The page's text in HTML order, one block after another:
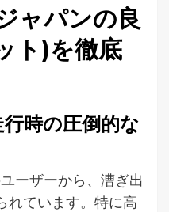
ャパンの良
ト)を徹底
時の圧倒的な
ーザーから、漕ぎ出
れています。特に高